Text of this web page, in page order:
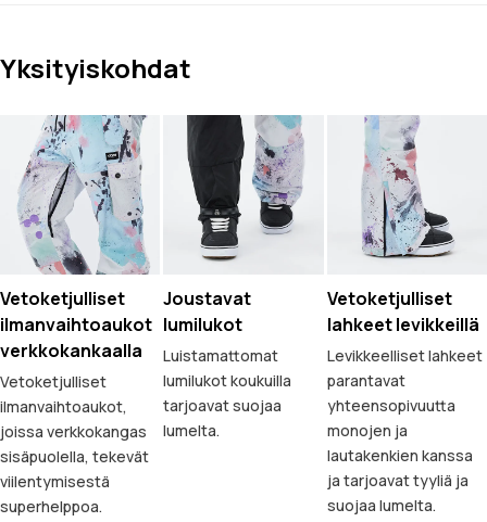
Yksityiskohdat
Vetoketjulliset
ilmanvaihtoaukot
verkkokankaalla
Vetoketjulliset
ilmanvaihtoaukot,
joissa verkkokangas
sisäpuolella, tekevät
viilentymisestä
superhelppoa.
Joustavat
lumilukot
Luistamattomat
lumilukot koukuilla
tarjoavat suojaa
lumelta.
Vetoketjulliset
lahkeet levikkeillä
Levikkeelliset lahkeet
parantavat
yhteensopivuutta
monojen ja
lautakenkien kanssa
ja tarjoavat tyyliä ja
suojaa lumelta.